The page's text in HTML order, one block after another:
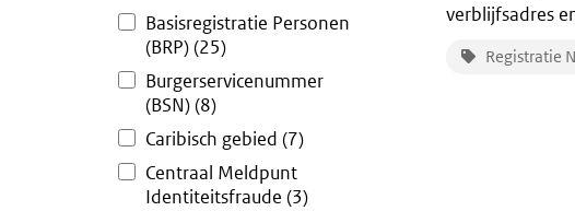
Basisregistratie Personen
(BRP)(25)
Burgerservicenummer
(BSN)(8)
Caribisch gebied (7)
Centraal Meldpunt
Identiteitsfraude (3)
verblijfsadres
Registratie